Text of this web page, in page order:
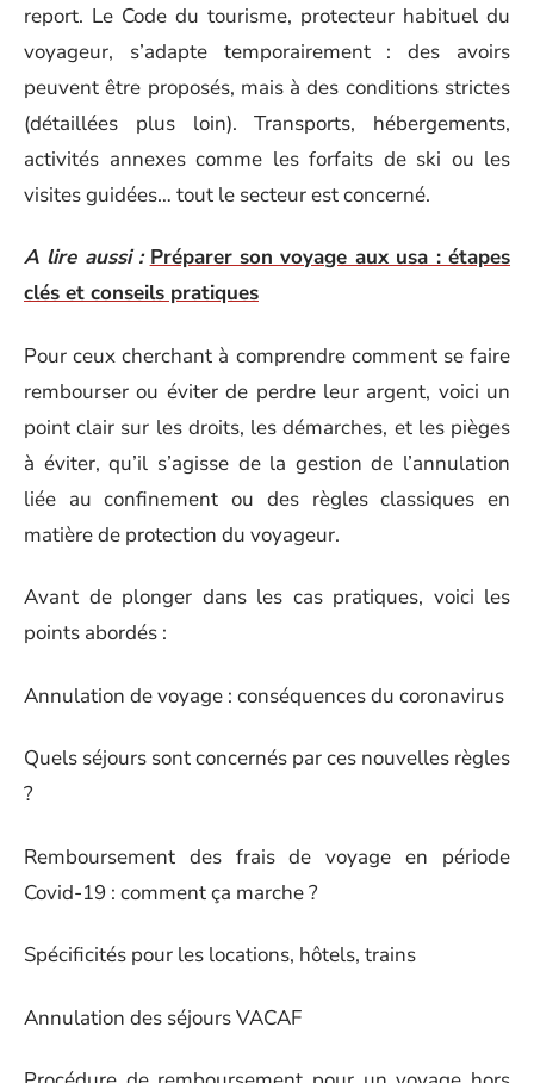
report. Le Code du tourisme, protecteur habituel du
voyageur, s’adapte temporairement : des avoirs
peuvent être proposés, mais à des conditions strictes
(détaillées plus loin). Transports, hébergements,
activités annexes comme les forfaits de ski ou les
visites guidées… tout le secteur est concerné.
A lire aussi : Préparer son voyage aux usa : étapes
clés et conseils pratiques
Pour ceux cherchant à comprendre comment se faire
rembourser ou éviter de perdre leur argent, voici un
point clair sur les droits, les démarches, et les pièges
à éviter, qu’il s’agisse de la gestion de l’annulation
liée au confinement ou des règles classiques en
matière de protection du voyageur.
Avant de plonger dans les cas pratiques, voici les
points abordés :
Annulation de voyage : conséquences du coronavirus
Quels séjours sont concernés par ces nouvelles règles
?
Remboursement des frais de voyage en période
Covid-19 : comment ça marche ?
Spécificités pour les locations, hôtels, trains
Annulation des séjours VACAF